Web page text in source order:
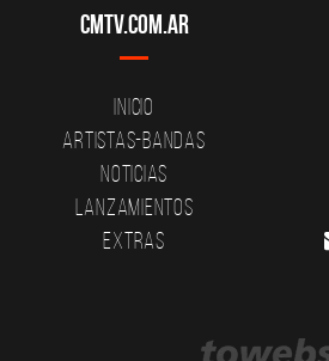
CMTV.com.ar
Inicio
Artistas-Bandas
Noticias
Lanzamientos
Extras